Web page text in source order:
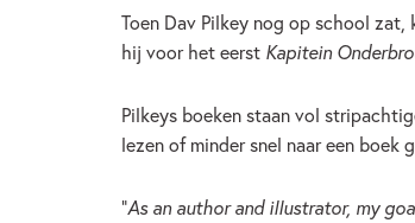
Toen Dav Pilkey nog op school
hij voor het eerst Kapitein
Pilkeys boeken staan vol
lezen of minder snel naar een boek
“As an author and illustrator, my